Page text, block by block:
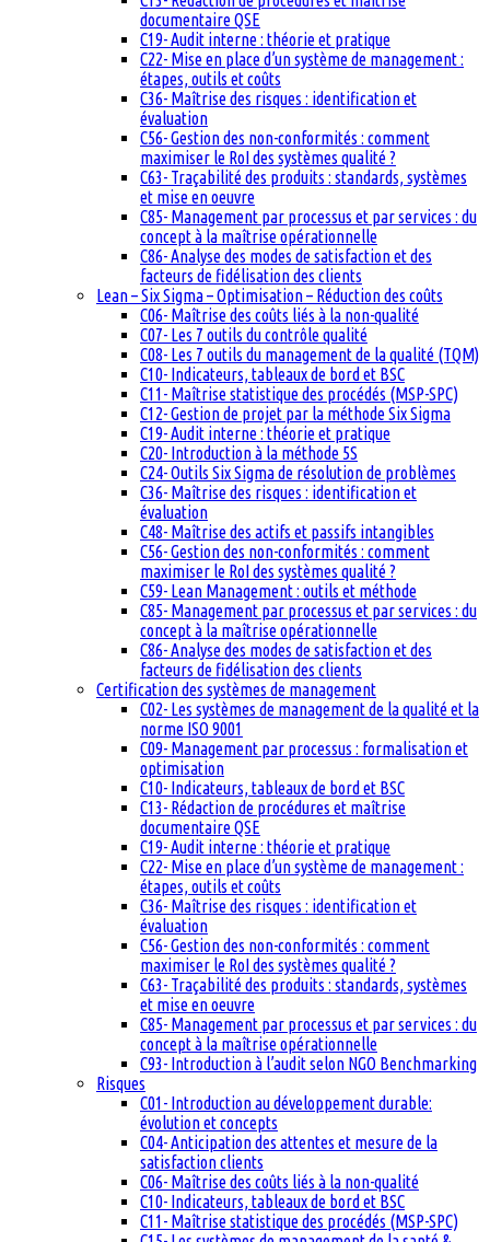
documentaire QSE
C19- Audit interne : théorie et pratique
C22- Mise en place d’un système de management :
étapes, outils et coûts
C36- Maîtrise des risques : identification et
évaluation
C56- Gestion des non-conformités : comment
maximiser le RoI des systèmes qualité ?
C63- Traçabilité des produits : standards, systèmes
et mise en oeuvre
C85- Management par processus et par services : du
concept à la maîtrise opérationnelle
C86- Analyse des modes de satisfaction et des
facteurs de fidélisation des clients
Lean – Six Sigma – Optimisation – Réduction des coûts
C06- Maîtrise des coûts liés à la non-qualité
C07- Les 7 outils du contrôle qualité
C08- Les 7 outils du management de la qualité (TQM)
C10- Indicateurs, tableaux de bord et BSC
C11- Maîtrise statistique des procédés (MSP-SPC)
C12- Gestion de projet par la méthode Six Sigma
C19- Audit interne : théorie et pratique
C20- Introduction à la méthode 5S
C24- Outils Six Sigma de résolution de problèmes
C36- Maîtrise des risques : identification et
évaluation
C48- Maîtrise des actifs et passifs intangibles
C56- Gestion des non-conformités : comment
maximiser le RoI des systèmes qualité ?
C59- Lean Management : outils et méthode
C85- Management par processus et par services : du
concept à la maîtrise opérationnelle
C86- Analyse des modes de satisfaction et des
facteurs de fidélisation des clients
Certification des systèmes de management
C02- Les systèmes de management de la qualité et la
norme ISO 9001
C09- Management par processus : formalisation et
optimisation
C10- Indicateurs, tableaux de bord et BSC
C13- Rédaction de procédures et maîtrise
documentaire QSE
C19- Audit interne : théorie et pratique
C22- Mise en place d’un système de management :
étapes, outils et coûts
C36- Maîtrise des risques : identification et
évaluation
C56- Gestion des non-conformités : comment
maximiser le RoI des systèmes qualité ?
C63- Traçabilité des produits : standards, systèmes
et mise en oeuvre
C85- Management par processus et par services : du
concept à la maîtrise opérationnelle
C93- Introduction à l’audit selon NGO Benchmarking
Risques
C01- Introduction au développement durable:
évolution et concepts
C04- Anticipation des attentes et mesure de la
satisfaction clients
C06- Maîtrise des coûts liés à la non-qualité
C10- Indicateurs, tableaux de bord et BSC
C11- Maîtrise statistique des procédés (MSP-SPC)